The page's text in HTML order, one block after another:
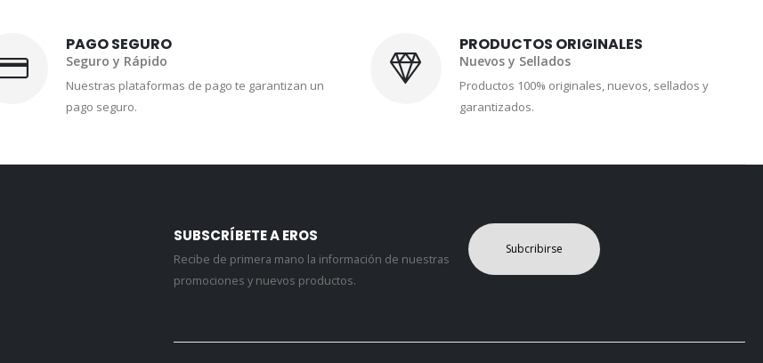
PAGO SEGURO
Seguro y Rápido
Nuestras plataformas de pago te garantizan un
pago seguro.
PRODUCTOS ORIGINALES
Nuevos y Sellados
Productos 100% originales, nuevos, sellados y
garantizados.
SUBSCRÍBETE A EROS
Recibe de primera mano la información de nuestras
promociones y nuevos productos.
Subcribirse